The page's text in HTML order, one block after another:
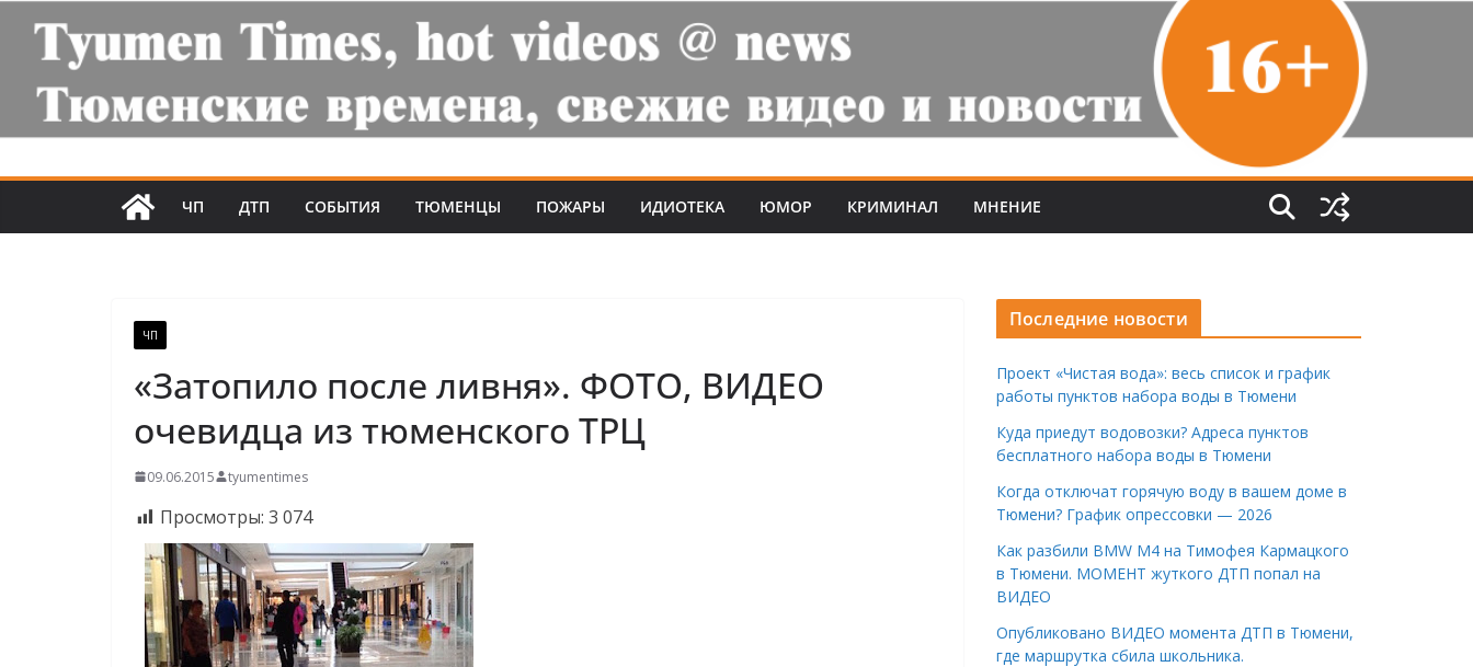
ЧП ДТП СОБЫТИЯ ТЮМЕНЦЫ ПОЖАРЫ ИДИОТЕКА ЮМОР КРИМИНАЛ МНЕНИЕ
ЧП
«Затопило после ливня». ФОТО, ВИДЕО
очевидца из тюменского ТРЦ
09.06.2015 tyumentimes
Просмотры: 3 074
Последние новости
Проект «Чистая вода»: весь список и график
работы пунктов набора воды в Тюмени
Куда приедут водовозки? Адреса пунктов
бесплатного набора воды в Тюмени
Когда отключат горячую воду в вашем доме в
Тюмени? График опрессовки — 2026
Как разбили BMW M4 на Тимофея Кармацкого
в Тюмени. МОМЕНТ жуткого ДТП попал на
ВИДЕО
Опубликовано ВИДЕО момента ДТП в Тюмени,
где маршрутка сбила школьника.